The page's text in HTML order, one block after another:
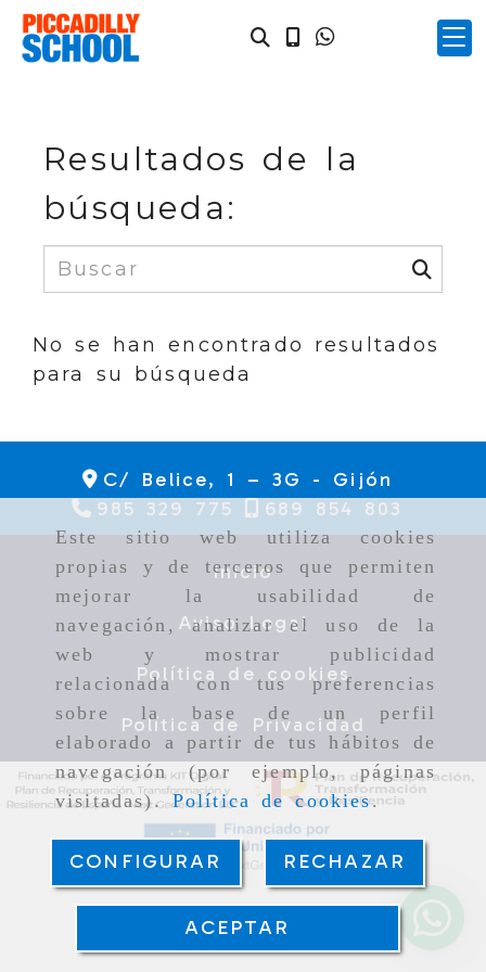
Este sitio web utiliza cookies
propias y de terceros que permiten
mejorar la usabilidad de
navegación, analizar el uso de la
web y mostrar publicidad
relacionada con tus preferencias
sobre la base de un perfil
elaborado a partir de tus hábitos de
navegación (por ejemplo, páginas
visitadas).Política de cookies.
CONFIGURAR RECHAZAR
ACEPTAR
Resultados de la
búsqueda:
No se han encontrado resultados
para su búsqueda
C/ Belice, 1 – 3G - Gijón
985 329 775
689 854 803
Inicio
Aviso Legal
Política de cookies
Política de Privacidad